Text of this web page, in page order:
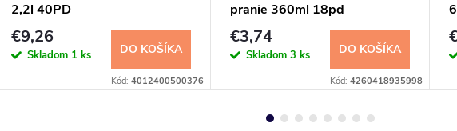
2,2l 40PD
€9,26
Skladom 1 ks DO KOŠÍKA
Kód: 4012400500376
pranie 360ml 18pd
€3,74
Skladom 3 ks DO KOŠÍKA
Kód: 4260418935998